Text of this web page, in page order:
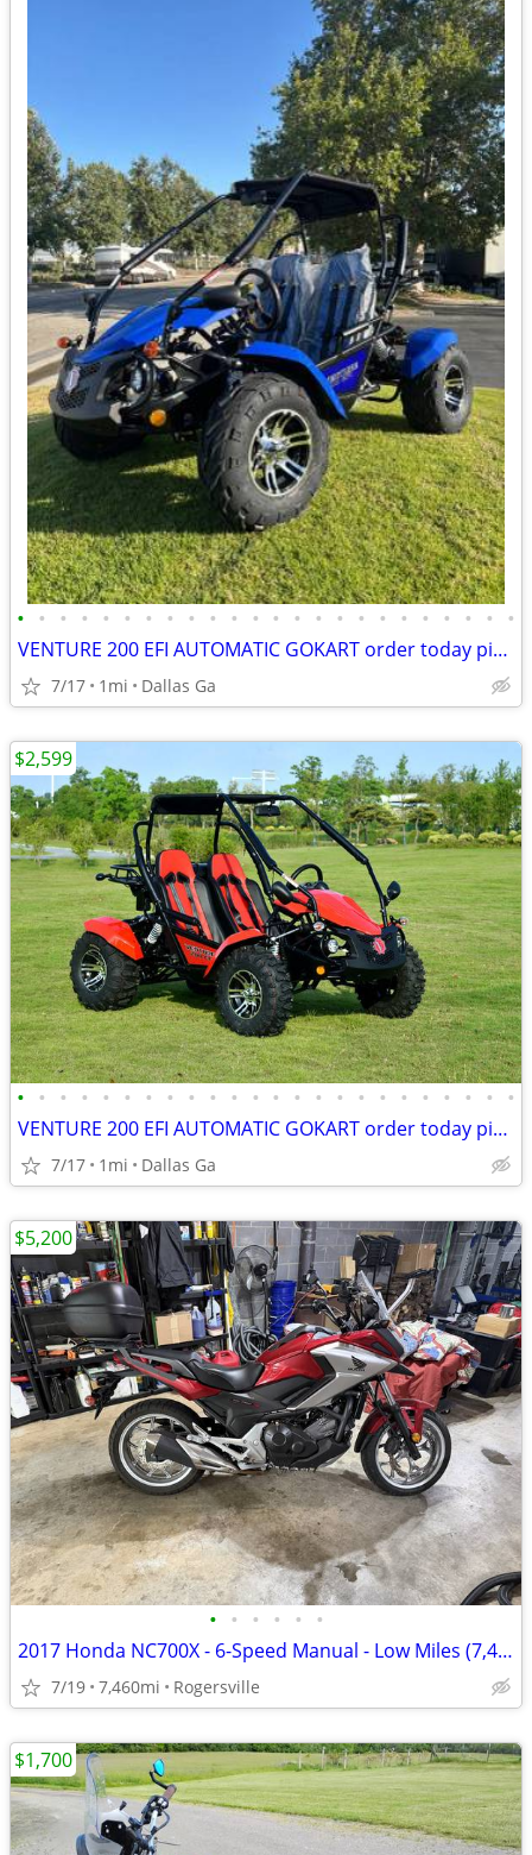
• • • • • • • • • • • • • • • • • • • • • • • •
VENTURE 200 EFI AUTOMATIC GOKART order today pick up same day
7/17 1mi Dallas Ga
• • • • • • • • • • • • • • • • • • • • • • • •
VENTURE 200 EFI AUTOMATIC GOKART order today pick up same day
7/17 1mi Dallas Ga
$2,599
• • • • • •
2017 Honda NC700X - 6-Speed Manual - Low Miles (7,460mi) - Excellent C
7/19 7,460mi Rogersville
$5,200
$1,700